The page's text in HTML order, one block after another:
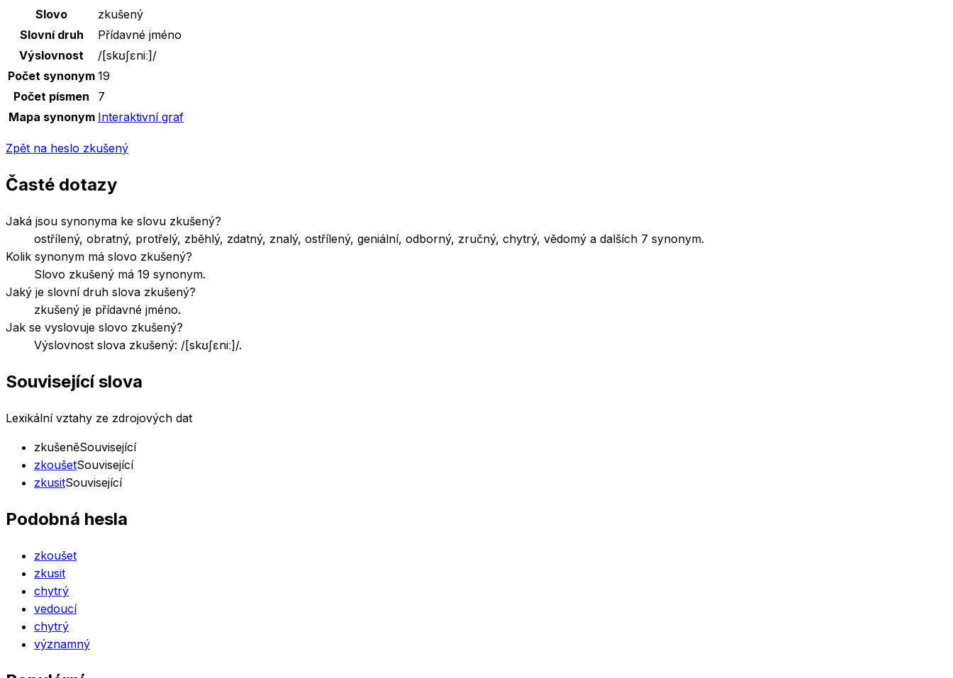
Základní údaje o slovězkušený
Slovo
zkušený
Slovní druh
Přídavné jméno
Výslovnost
/[skʊʃɛniː] /
Počet synonym 19
Počet písmen
7
Mapa synonym Interaktivní graf
Zpět na heslo zkušený
Časté dotazy
Jaká jsou synonyma ke slovu zkušený?
ostřílený, obratný, protřelý, zběhlý, zdatný, znalý, ostřílený, geniální, odborný, zručný, chytrý, vědomý a dalších 7 synonym.
Kolik synonym má slovo zkušený?
Slovo zkušený má 19 synonym.
Jaký je slovní druh slova zkušený?
zkušený je přídavné jméno.
Jak se vyslovuje slovo zkušený?
Výslovnost slova zkušený: /[skʊʃɛniː]/.
Související slova
Lexikální vztahy ze zdrojových dat
zkušeněSouvisející
zkoušetSouvisející
zkusitSouvisející
Podobná hesla
zkoušet
zkusit
chytrý
vedoucí
chytrý
významný